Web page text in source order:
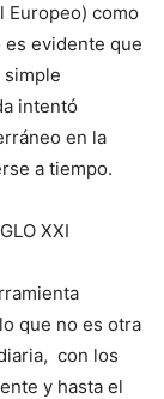
Europeo) como
evidente que
simple
intentó
en la
a tiempo.
XXI
que no es otra
con los
y hasta el